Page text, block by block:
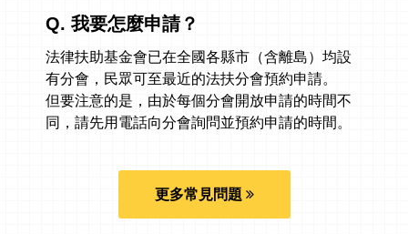
Q. 我要怎麼申請？
法律扶助基金會已在全國各縣市（含離島）均設
有分會，民眾可至最近的法扶分會預約申請。
但要注意的是，由於每個分會開放申請的時間不
同，請先用電話向分會詢問並預約申請的時間。
更多常見問題